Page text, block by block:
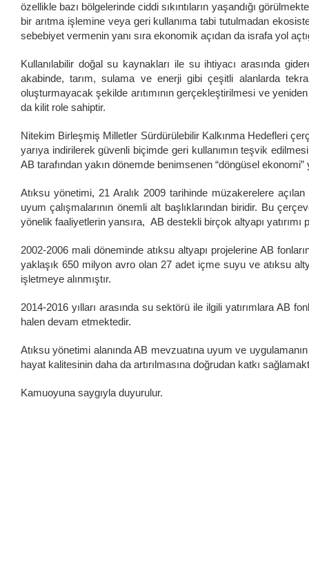
özellikle bazı bölgelerinde ciddi sıkıntıların yaşandığı
bir arıtma işlemine veya geri kullanıma tabi tutulmadan
sebebiyet vermenin yanı sıra ekonomik açıdan da israfa yol
Kullanılabilir doğal su kaynakları ile su ihtiyacı arasında
akabinde, tarım, sulama ve enerji gibi çeşitli alanlarda
oluşturmayacak şekilde arıtımının gerçekleştirilmesi ve
da kilit role sahiptir.
Nitekim Birleşmiş Milletler Sürdürülebilir Kalkınma Hedefleri
yarıya indirilerek güvenli biçimde geri kullanımın teşvik
AB tarafından yakın dönemde benimsenen “döngüsel ekonomi”
Atıksu yönetimi, 21 Aralık 2009 tarihinde müzakerelere
uyum çalışmalarının önemli alt başlıklarından biridir. Bu
yönelik faaliyetlerin yansıra, AB destekli birçok altyapı
2002-2006 mali döneminde atıksu altyapı projelerine AB
yaklaşık 650 milyon avro olan 27 adet içme suyu ve atıksu
işletmeye alınmıştır.
2014-2016 yılları arasında su sektörü ile ilgili yatırımlara AB
halen devam etmektedir.
Atıksu yönetimi alanında AB mevzuatına uyum ve
hayat kalitesinin daha da artırılmasına doğrudan katkı
Kamuoyuna saygıyla duyurulur.